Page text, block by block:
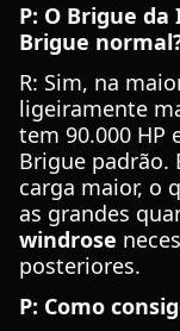
P: O Brigue
Brigue
R: Sim, na
ligeiramente
tem 90.000 HP
Brigue padrão.
carga maior, o
as grandes
windrose
posteriores.
P: Como